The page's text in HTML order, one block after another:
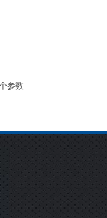
参数